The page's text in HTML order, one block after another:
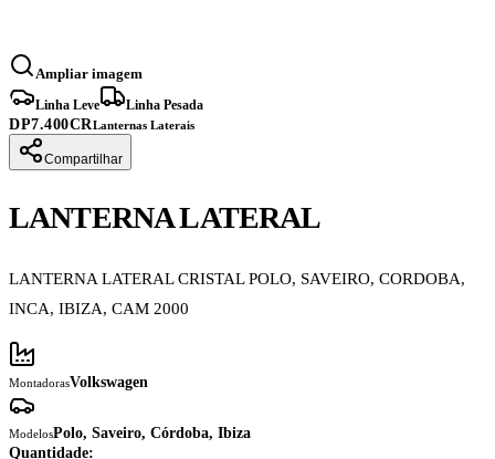
Ampliar imagem
Linha Leve Linha Pesada
DP7.400CRLanternas Laterais
Compartilhar
LANTERNA LATERAL
LANTERNA LATERAL CRISTAL POLO, SAVEIRO, CORDOBA,
INCA, IBIZA, CAM 2000
MontadorasVolkswagen
ModelosPolo, Saveiro, Córdoba, Ibiza
Quantidade: